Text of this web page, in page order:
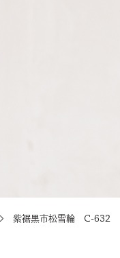
紫裾黒市松雪輪 C-632